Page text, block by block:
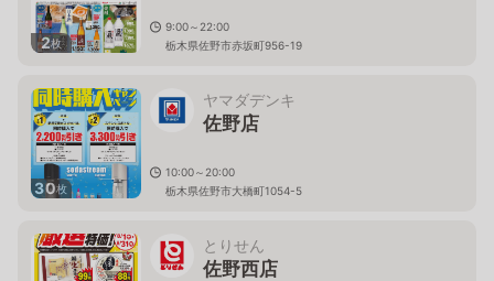
2枚
9:00～22:00
栃木県佐野市赤坂町956-19
30枚
ヤマダデンキ
佐野店
10:00～20:00
栃木県佐野市大橋町1054-5
とりせん
佐野西店